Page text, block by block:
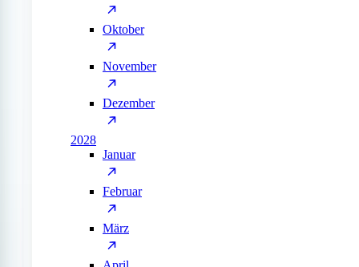
Oktober
November
Dezember
2028
Januar
Februar
März